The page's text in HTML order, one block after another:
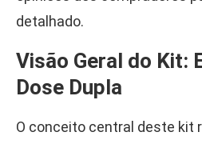
detalhado.
Visão Geral do Kit:
Dose Dupla
O conceito central deste kit